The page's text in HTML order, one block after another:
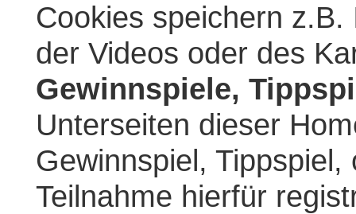
Cookies speichern
der Videos oder des
Gewinnspiele,
Unterseiten dieser
Gewinnspiel,
Teilnahme hierfür